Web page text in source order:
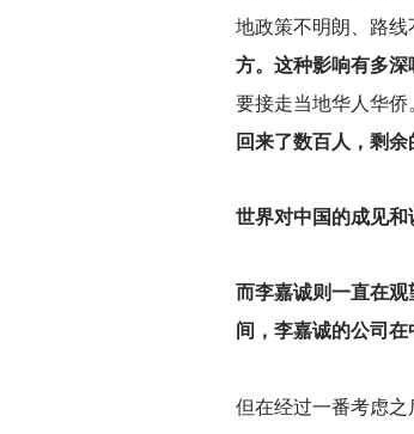
地政策不明朗、路线
方。这种影响有多深
要接走当地华人华侨
回来了数百人，剩
世界对中国的成见和
而李嘉诚则一直在
间，李嘉诚的公司在
但在经过一番考虑之